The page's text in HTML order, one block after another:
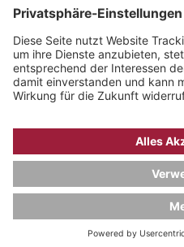
Youtube
© 2026 byBachmann &